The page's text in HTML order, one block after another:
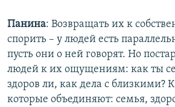
Панина: Возвращать их к
спорить – у людей есть
пусть они о ней говорят. Но
людей к их ощущениям: как ты
здоров ли, как дела с близкими?
которые объединяют: семья,